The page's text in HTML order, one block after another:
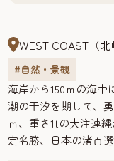
WEST COAST（
#自然・景観
海岸から150ｍの海中
潮の干汐を期して、
ｍ、重さ1tの大注連
定名勝、日本の渚百選